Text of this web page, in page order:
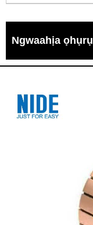
Ngwaahịa ọhụrụ